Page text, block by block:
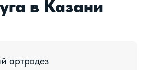
в Казани
артродез